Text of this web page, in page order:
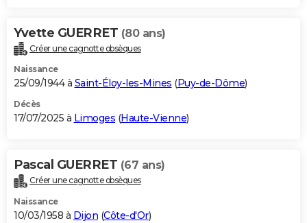
Yvette GUERRET (80 ans)
Créer une cagnotte obsèques
Naissance
25/09/1944 à Saint-Éloy-les-Mines (Puy-de-Dôme)
Décès
17/07/2025 à Limoges (Haute-Vienne)
Pascal GUERRET (67 ans)
Créer une cagnotte obsèques
Naissance
10/03/1958 à Dijon (Côte-d'Or)